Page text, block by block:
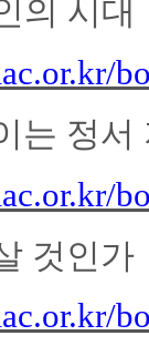
의 시대
는 정
것인가